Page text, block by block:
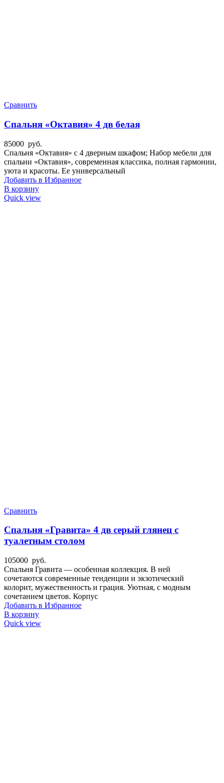
Сравнить
Спальня «Октавия» 4 дв белая
85000 руб.
Спальня «Октавия» с 4 дверным шкафом; Набор мебели для
спальни «Октавия», современная классика, полная гармонии,
уюта и красоты. Ее универсальный
Добавить в Избранное
В корзину
Quick view
Сравнить
Спальня «Гравита» 4 дв серый глянец с
туалетным столом
105000 руб.
Спальня Гравита — особенная коллекция. В ней
сочетаются современные тенденции и экзотический
колорит, мужественность и грация. Уютная, с модным
сочетанием цветов. Корпус
Добавить в Избранное
В корзину
Quick view